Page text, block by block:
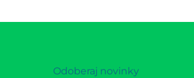
Odoberaj novinky